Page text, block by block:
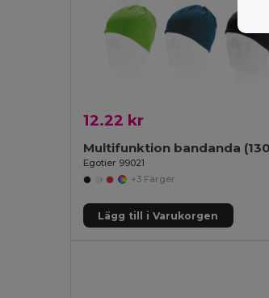
12.22 kr
Egotier 99021
+3 Färger
Lägg till i Varukorgen